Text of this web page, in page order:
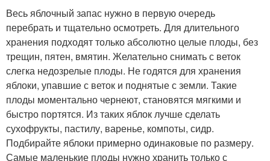
Весь яблочный запас нужно в первую очередь
перебрать и тщательно осмотреть. Для длительного
хранения подходят только абсолютно целые плоды, без
трещин, пятен, вмятин. Желательно снимать с веток
слегка недозрелые плоды. Не годятся для хранения
яблоки, упавшие с веток и поднятые с земли. Такие
плоды моментально чернеют, становятся мягкими и
быстро портятся. Из таких яблок лучше сделать
сухофрукты, пастилу, варенье, компоты, сидр.
Подбирайте яблоки примерно одинаковые по размеру.
Самые маленькие плоды нужно хранить только с